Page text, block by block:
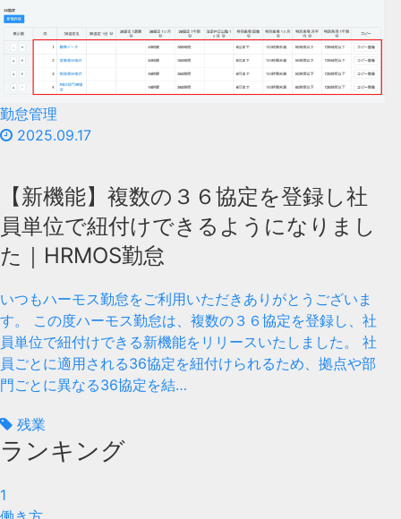
勤怠管理
2025.09.17
【新機能】複数の３６協定を登録し社
員単位で紐付けできるようになりまし
た｜HRMOS勤怠
いつもハーモス勤怠をご利用いただきありがとうございま
す。 この度ハーモス勤怠は、複数の３６協定を登録し、社
員単位で紐付けできる新機能をリリースいたしました。 社
員ごとに適用される36協定を紐付けられるため、拠点や部
門ごとに異なる36協定を結…
残業
ランキング
1